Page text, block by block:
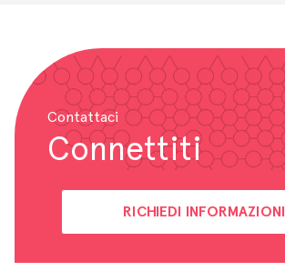
Contattaci
Connettiti
RICHIEDI INFORMAZIONI